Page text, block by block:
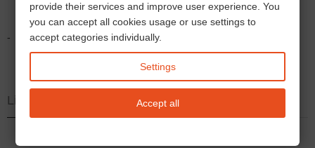
-
Lista
provide their services and improve user experience. You
you can accept all cookies usage or use settings to
accept categories individually.
Settings
Accept all